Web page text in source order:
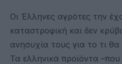
Οι Έλληνες αγρότες την
καταστροφική και δεν
ανησυχία τους για το τι
Τα ελληνικά προϊόντα